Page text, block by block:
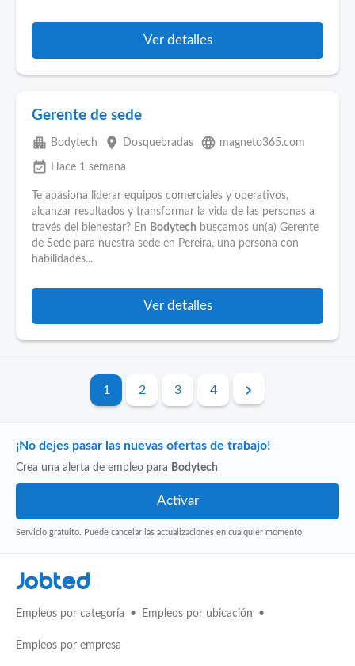
Ver detalles
Gerente de sede
apartment Bodytech place Dosquebradas language magneto365.com
event_available Hace 1 semana
Te apasiona liderar equipos comerciales y operativos,
alcanzar resultados y transformar la vida de las personas a
través del bienestar? En Bodytech buscamos un(a) Gerente
de Sede para nuestra sede en Pereira, una persona con
habilidades...
Ver detalles
1 2 3 4
¡No dejes pasar las nuevas ofertas de trabajo!
Crea una alerta de empleo para Bodytech
Servicio gratuito. Puede cancelar las actualizaciones en cualquier momento
Jobted
Empleos por categoría Empleos por ubicación
Empleos por empresa